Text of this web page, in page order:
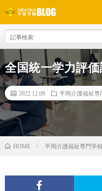
全国統一学力評
2022.12.09 平岡介護福祉専
HOME 平岡介護福祉専門学校